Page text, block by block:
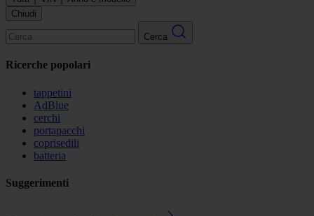
Chiudi
Cerca
Ricerche popolari
tappetini
AdBlue
cerchi
portapacchi
coprisedili
batteria
Suggerimenti